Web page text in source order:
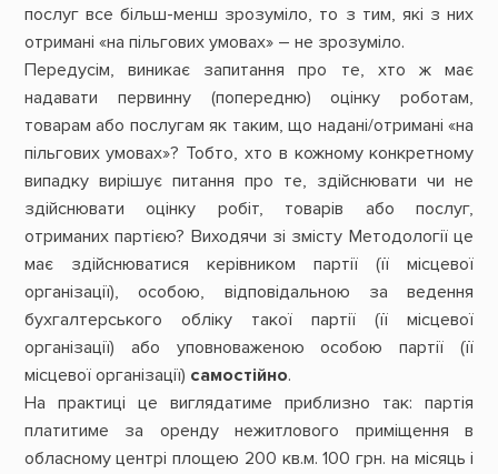
послуг все більш-менш зрозуміло, то з тим, які з них
отримані «на пільгових умовах» – не зрозуміло.
Передусім, виникає запитання про те, хто ж має
надавати первинну (попередню) оцінку роботам,
товарам або послугам як таким, що надані/отримані «на
пільгових умовах»? Тобто, хто в кожному конкретному
випадку вирішує питання про те, здійснювати чи не
здійснювати оцінку робіт, товарів або послуг,
отриманих партією? Виходячи зі змісту Методології це
має здійснюватися керівником партії (її місцевої
організації), особою, відповідальною за ведення
бухгалтерського обліку такої партії (її місцевої
організації) або уповноваженою особою партії (її
місцевої організації) самостійно.
На практиці це виглядатиме приблизно так: партія
платитиме за оренду нежитлового приміщення в
обласному центрі площею 200 кв.м. 100 грн. на місяць і